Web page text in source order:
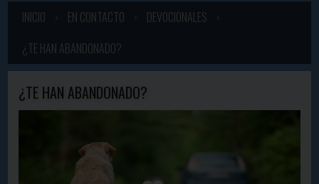
INICIO EN CONTACTO DEVOCIONALES
¿TE HAN ABANDONADO?
¿TE HAN ABANDONADO?